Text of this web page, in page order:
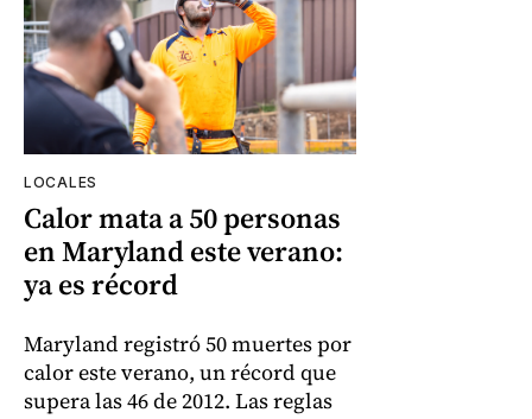
LOCALES
Calor mata a 50 personas
en Maryland este verano:
ya es récord
Maryland registró 50 muertes por
calor este verano, un récord que
supera las 46 de 2012. Las reglas